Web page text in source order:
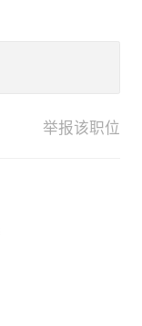
举报该职位